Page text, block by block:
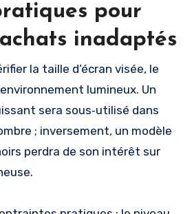
pour
inadaptés
la taille d’écran visée, le
lumineux. Un
sera sous‑utilisé dans
; inversement, un modèle
perdra de son intérêt sur